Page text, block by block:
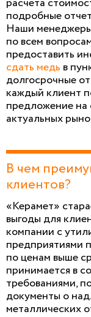
подробные
Наши менеджеры
по всем
предоставить
сдать медь в
долгосрочные
каждый клиент
предложение на
актуальных
В чем
клиентов?
«Керамет»
выгоды для
компании с
предприятиями
по ценам выше
принимается в
требованиями,
документы о
металлических